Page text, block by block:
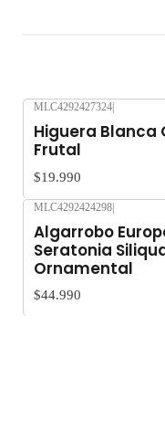
MLC4292427324
Higuera Blanca
Frutal
$19.990
MLC4292424298|
Algarrobo
Seratonia
Ornamental
$44.990